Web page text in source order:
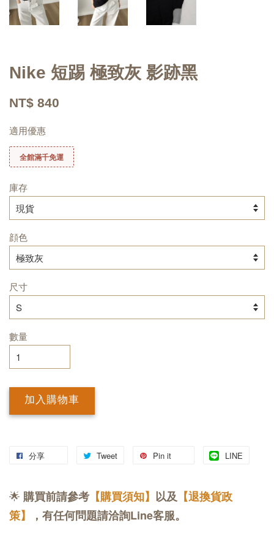
Nike 短踢 極致灰 影跡黑
NT$ 840
適用優惠
全館滿千免運
庫存
顔色
尺寸
數量
加入購物車
分享 Tweet Pin it LINE
🌟 購買前請參考 【購買須知】 以及 【退換貨政
策】
，有任何問題請洽詢Line客服。